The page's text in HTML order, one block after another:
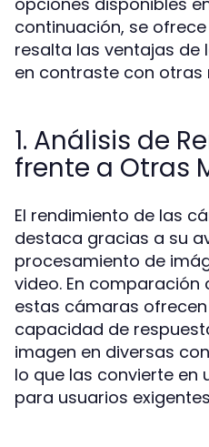
continuación, se
resalta las ventajas de
en contraste con otras
1. Análisis de
frente a Otras
El rendimiento de las
destaca gracias a su
procesamiento de
video. En
estas cámaras
capacidad de
imagen en diversas
lo que las convierte en
para usuarios